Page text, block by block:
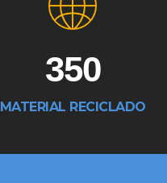
350
MATERIAL RECICLADO